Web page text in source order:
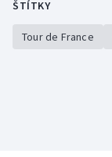
ŠTÍTKY
Tour de France